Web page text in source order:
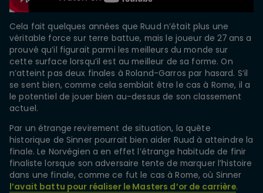
Cela fait quelques années que Ruud n’était plus une
véritable force sur terre battue, mais le joueur de 27 ans a
prouvé qu’il figurait parmi les meilleurs du monde sur
cette surface lorsqu’il est au meilleur de sa forme. On
n’atteint pas deux finales à Roland-Garros par hasard. S’il
se sent bien, comme cela semblait être le cas à Rome, il a
le potentiel de jouer bien au-dessus de son classement
actuel.
Par un étrange revirement de situation, la quête
historique de Sinner pourrait bien aider Ruud à atteindre la
finale. Le Norvégien a en effet l’étrange habitude de finir
finaliste lorsque son adversaire tente de marquer l’histoire
dans une finale, comme ce fut le cas à Rome, où Sinner
l’avait battu pour réaliser le Masters d’or de carrière.